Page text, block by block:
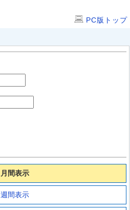
PC版トップ
月間表示
週間表示